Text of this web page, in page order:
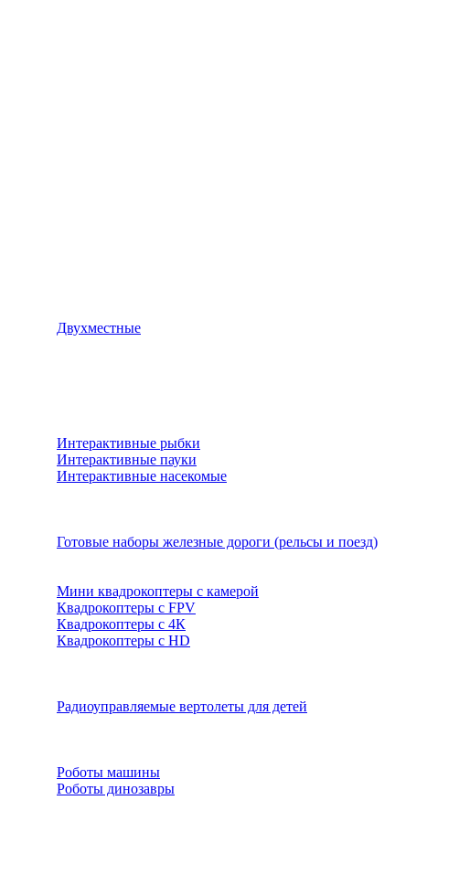
Двухместные
Интерактивные рыбки
Интерактивные пауки
Интерактивные насекомые
Готовые наборы железные дороги (рельсы и поезд)
Мини квадрокоптеры с камерой
Квадрокоптеры с FPV
Квадрокоптеры с 4К
Квадрокоптеры с HD
Радиоуправляемые вертолеты для детей
Роботы машины
Роботы динозавры